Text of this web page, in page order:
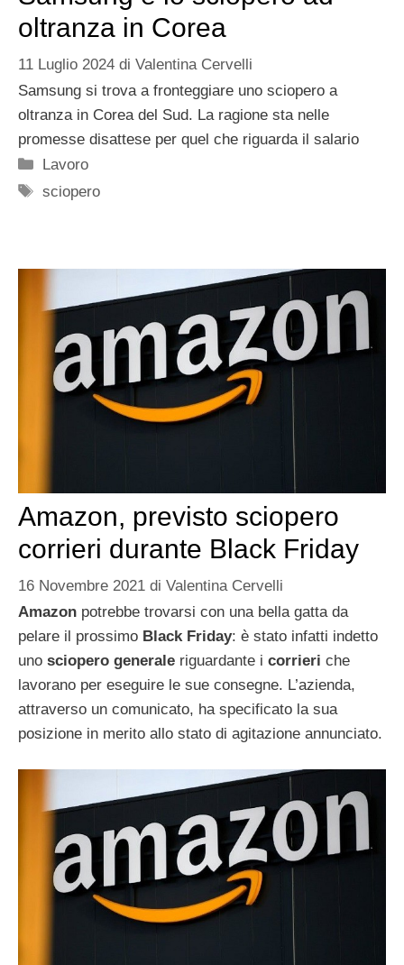
oltranza in Corea
11 Luglio 2024 di Valentina Cervelli
Samsung si trova a fronteggiare uno sciopero a
oltranza in Corea del Sud. La ragione sta nelle
promesse disattese per quel che riguarda il salario
Categorie
Lavoro
Tag
sciopero
Amazon, previsto sciopero
corrieri durante Black Friday
16 Novembre 2021 di Valentina Cervelli
Amazon potrebbe trovarsi con una bella gatta da
pelare il prossimo Black Friday: è stato infatti indetto
uno sciopero generale riguardante i corrieri che
lavorano per eseguire le sue consegne. L’azienda,
attraverso un comunicato, ha specificato la sua
posizione in merito allo stato di agitazione annunciato.